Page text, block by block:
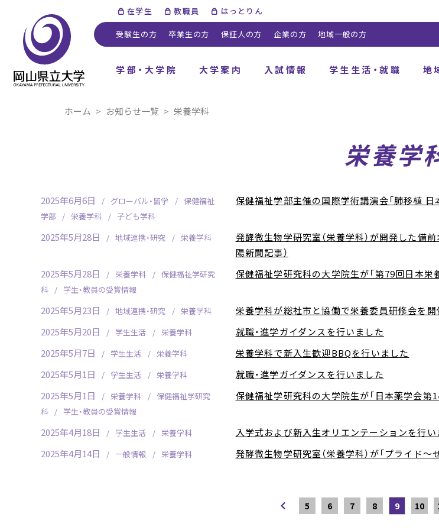
学部・大学院 大学案内 入試情報 学生生活・就職 地
受験生の方 卒業生の方 保証人の方 企業の方 地域一般の方
在学生 教職員 はっとりん
ホーム お知らせ一覧 栄養学科
栄養学
2025年6月6日 グローバル・留学
保健福祉
学部
栄養学科 子ども学科
保健福祉学部主催の国際学術講演会「肺移植
2025年5月28日 地域連携・研究 栄養学科
発酵微生物学研究室（栄養学科）が開発した備
陽新聞記事）
2025年5月28日
栄養学科
保健福祉学研究
科
学生・教員の受賞情報
保健福祉学研究科の大学院生が「第79回日本栄
2025年5月23日 地域連携・研究 栄養学科
栄養学科が総社市と協働で栄養委員研修会を開
2025年5月20日
学生生活 栄養学科
就職・進学ガイダンスを行いました
2025年5月7日
学生生活 栄養学科
栄養学科で新入生歓迎BBQを行いました
2025年5月1日
学生生活 栄養学科
就職・進学ガイダンスを行いました
2025年5月1日
栄養学科
保健福祉学研究
科
学生・教員の受賞情報
保健福祉学研究科の大学院生が「日本薬学会第
2025年4月18日 学生生活 栄養学科
入学式および新入生オリエンテーションを行い
2025年4月14日
一般情報 栄養学科 発酵微生物学研究室（栄養学科）が「プライド
5 6 7 8 9 10